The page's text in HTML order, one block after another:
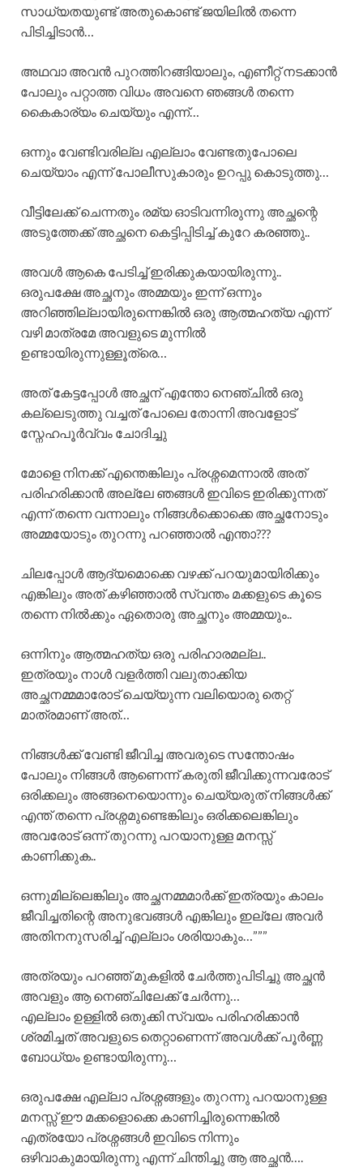
സാധ്യതയുണ്ട് അതുകൊണ്ട് ജയിലിൽ തന്നെ
പിടിച്ചിടാൻ…
അഥവാ അവൻ പുറത്തിറങ്ങിയാലും, എണീറ്റ് നടക്കാൻ
പോലും പറ്റാത്ത വിധം അവനെ ഞങ്ങൾ തന്നെ
കൈകാര്യം ചെയ്യും എന്ന്…
ഒന്നും വേണ്ടിവരില്ല എല്ലാം വേണ്ടതുപോലെ
ചെയ്യാം എന്ന് പോലീസുകാരും ഉറപ്പു കൊടുത്തു…
വീട്ടിലേക്ക് ചെന്നതും രമ്യ ഓടിവന്നിരുന്നു അച്ഛന്റെ
അടുത്തേക്ക് അച്ഛനെ കെട്ടിപ്പിടിച്ച് കുറേ കരഞ്ഞു..
അവൾ ആകെ പേടിച്ച് ഇരിക്കുകയായിരുന്നു..
ഒരുപക്ഷേ അച്ഛനും അമ്മയും ഇന്ന് ഒന്നും
അറിഞ്ഞില്ലായിരുന്നെങ്കിൽ ഒരു ആത്മഹത്യ എന്ന്
വഴി മാത്രമേ അവളുടെ മുന്നിൽ
ഉണ്ടായിരുന്നുള്ളൂത്രെ…
അത് കേട്ടപ്പോൾ അച്ഛന് എന്തോ നെഞ്ചിൽ ഒരു
കല്ലെടുത്തു വച്ചത് പോലെ തോന്നി അവളോട്
സ്നേഹപൂർവ്വം ചോദിച്ചു
മോളെ നിനക്ക് എന്തെങ്കിലും പ്രശ്നമെന്നാൽ അത്
പരിഹരിക്കാൻ അല്ലേ ഞങ്ങൾ ഇവിടെ ഇരിക്കുന്നത്
എന്ന് തന്നെ വന്നാലും നിങ്ങൾക്കൊക്കെ അച്ഛനോടും
അമ്മയോടും തുറന്നു പറഞ്ഞാൽ എന്താ???
ചിലപ്പോൾ ആദ്യമൊക്കെ വഴക്ക് പറയുമായിരിക്കും
എങ്കിലും അത് കഴിഞ്ഞാൽ സ്വന്തം മക്കളുടെ കൂടെ
തന്നെ നിൽക്കും ഏതൊരു അച്ഛനും അമ്മയും..
ഒന്നിനും ആത്മഹത്യ ഒരു പരിഹാരമല്ല..
ഇത്രയും നാൾ വളർത്തി വലുതാക്കിയ
അച്ഛനമ്മമാരോട് ചെയ്യുന്ന വലിയൊരു തെറ്റ്
മാത്രമാണ് അത്…
നിങ്ങൾക്ക് വേണ്ടി ജീവിച്ച അവരുടെ സന്തോഷം
പോലും നിങ്ങൾ ആണെന്ന് കരുതി ജീവിക്കുന്നവരോട്
ഒരിക്കലും അങ്ങനെയൊന്നും ചെയ്യരുത് നിങ്ങൾക്ക്
എന്ത് തന്നെ പ്രശ്നമുണ്ടെങ്കിലും ഒരിക്കലെങ്കിലും
അവരോട് ഒന്ന് തുറന്നു പറയാനുള്ള മനസ്സ്
കാണിക്കുക..
ഒന്നുമില്ലെങ്കിലും അച്ഛനമ്മമാർക്ക് ഇത്രയും കാലം
ജീവിച്ചതിന്റെ അനുഭവങ്ങൾ എങ്കിലും ഇല്ലേ അവർ
അതിനനുസരിച്ച് എല്ലാം ശരിയാകും…”””
അത്രയും പറഞ്ഞ് മുകളിൽ ചേർത്തുപിടിച്ചു അച്ഛൻ
അവളും ആ നെഞ്ചിലേക്ക് ചേർന്നു…
എല്ലാം ഉള്ളിൽ ഒതുക്കി സ്വയം പരിഹരിക്കാൻ
ശ്രമിച്ചത് അവളുടെ തെറ്റാണെന്ന് അവൾക്ക് പൂർണ്ണ
ബോധ്യം ഉണ്ടായിരുന്നു…
ഒരുപക്ഷേ എല്ലാ പ്രശ്നങ്ങളും തുറന്നു പറയാനുള്ള
മനസ്സ് ഈ മക്കളൊക്കെ കാണിച്ചിരുന്നെങ്കിൽ
എത്രയോ പ്രശ്നങ്ങൾ ഇവിടെ നിന്നും
ഒഴിവാകുമായിരുന്നു എന്ന് ചിന്തിച്ചു ആ അച്ഛൻ….